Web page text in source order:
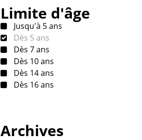
Limite d'âge
Jusqu'à 5 ans
Dès 5 ans
Dès 7 ans
Dès 10 ans
Dès 14 ans
Dès 16 ans
Archives